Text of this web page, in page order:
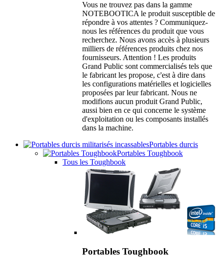
Vous ne trouvez pas dans la gamme
NOTEBOOTICA le produit susceptible de
répondre à vos attentes ? Communiquez-
nous les références du produit que vous
recherchez. Nous avons accès à plusieurs
milliers de références produits chez nos
fournisseurs. Attention ! Les produits
Grand Public sont commercialisés tels que
le fabricant les propose, c'est à dire dans
les configurations matérielles et logicielles
proposées par leur fabricant. Nous ne
modifions aucun produit Grand Public,
aussi bien en ce qui concerne le système
d'exploitation ou les composants installés
dans la machine.
Portables durcis
Portables Toughbook
Tous les Toughbook
Portables Toughbook